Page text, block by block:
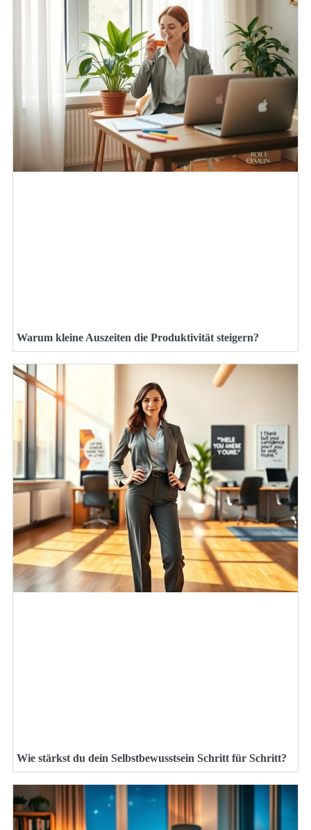
Warum kleine Auszeiten die Produktivität steigern?
Wie stärkst du dein Selbstbewusstsein Schritt für Schritt?